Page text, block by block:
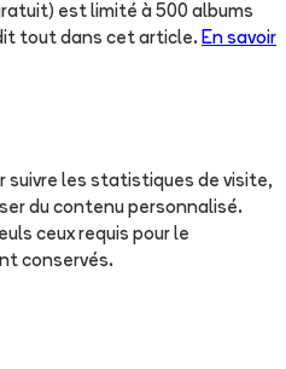
est limité à 500 albums
tout dans cet article. En savoir
suivre les statistiques de visite,
du contenu personnalisé.
ceux requis pour le
conservés.